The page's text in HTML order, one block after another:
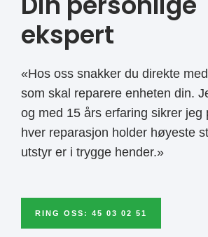
ekspert
«Hos oss snakker du direkte
som skal reparere enheten din.
og med 15 års erfaring sikrer jeg
hver reparasjon holder høyeste
utstyr er i trygge hender.»
RING OSS: 45 03 02 51